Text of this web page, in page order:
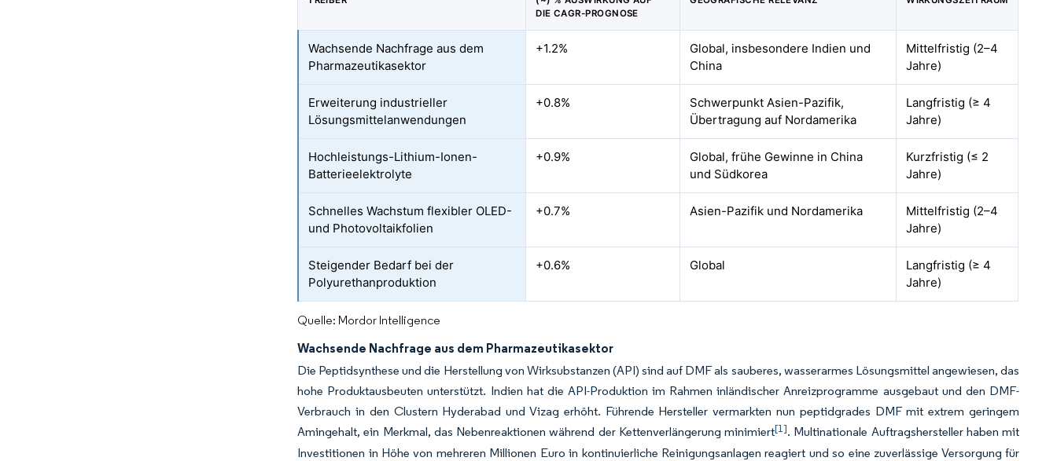
DIE CAGR-PROGNOSE
Wachsende Nachfrage aus dem
Pharmazeutikasektor
+1.2%
Global, insbesondere Indien und
China
Mittelfristig (2–4
Jahre)
Erweiterung industrieller
Lösungsmittelanwendungen
+0.8%
Schwerpunkt Asien-Pazifik,
Übertragung auf Nordamerika
Langfristig (≥ 4
Jahre)
Hochleistungs-Lithium-Ionen-
Batterieelektrolyte
+0.9%
Global, frühe Gewinne in China
und Südkorea
Kurzfristig (≤ 2
Jahre)
Schnelles Wachstum flexibler OLED-
und Photovoltaikfolien
+0.7% Asien-Pazifik und Nordamerika
Mittelfristig (2–4
Jahre)
Steigender Bedarf bei der
Polyurethanproduktion
+0.6% Global
Langfristig (≥ 4
Jahre)
Quelle: Mordor Intelligence
Wachsende Nachfrage aus dem Pharmazeutikasektor
Die Peptidsynthese und die Herstellung von Wirksubstanzen (API) sind auf DMF als sauberes, wasserarmes Lösungsmittel angewiesen, das
hohe Produktausbeuten unterstützt. Indien hat die API-Produktion im Rahmen inländischer Anreizprogramme ausgebaut und den DMF-
Verbrauch in den Clustern Hyderabad und Vizag erhöht. Führende Hersteller vermarkten nun peptidgrades DMF mit extrem geringem
Amingehalt, ein Merkmal, das Nebenreaktionen während der Kettenverlängerung minimiert[1]. Multinationale Auftragshersteller haben mit
Investitionen in Höhe von mehreren Millionen Euro in kontinuierliche Reinigungsanlagen reagiert und so eine zuverlässige Versorgung für